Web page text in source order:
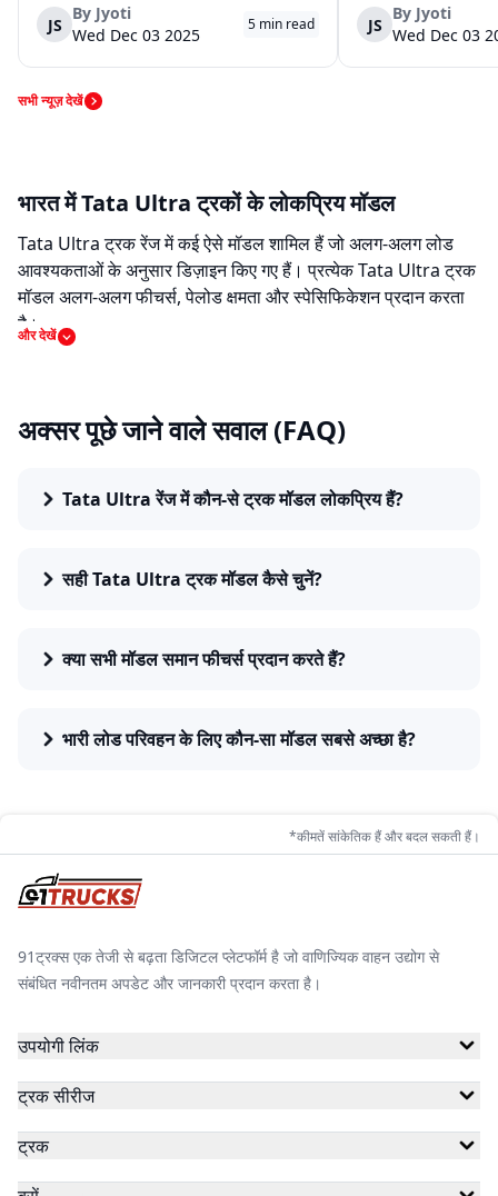
कंपनी की विविध व्यवसाय वाहन श्रृंखला को दर्शाती है। घरेलू
बिक्री 32,753 वाहन रह...
JS
By Jyoti
Wed Dec 03 2025
5 min read
रोज़ाना सड़क पर उतरते हैं।
क्योंकि दिल्ली की रोज़मर्रा...
JS
By Jyoti
Wed Dec 03
सभी न्यूज़ देखें
भारत में Tata Ultra ट्रकों के लोकप्रिय मॉडल
Tata Ultra ट्रक रेंज में कई ऐसे मॉडल शामिल हैं जो अलग-अलग लोड
आवश्यकताओं के अनुसार डिज़ाइन किए गए हैं। प्रत्येक Tata Ultra ट्रक
मॉडल अलग-अलग फीचर्स, पेलोड क्षमता और स्पेसिफिकेशन प्रदान करता
है।
चाहने वाले खरीदारों को आकर्षित करते हैं। कई मामलों में, व्यवसाय वाहन का
चयन GVW, टायर कॉन्फ़िगरेशन और उपयोग के प्रकार के आधार पर करते
भारत में Tata Ultra ट्रकों की कीमत लगभग ₹10,70,000 से शुरू होकर
अनुसार पेलोड क्षमता और टायरों की संख्या।
Tata Ultra ट्रक सेगमेंट में आमतौर पर ऐसे फीचर्स शामिल होते हैं जो
मुख्य विशेषताएँ:
विभिन्न फ्यूल टाइप में उपलब्ध इंजन विकल्प
अलग-अलग GVW रेंज के अनुसार लोड क्षमता
टायर कॉन्फ़िगरेशन के साथ स्थिर ड्राइविंग
खराब सड़कों के लिए टिकाऊ सस्पेंशन
लंबे समय तक काम के लिए व्यावहारिक ड्राइवर केबिन
और देखें
अक्सर पूछे जाने वाले सवाल (FAQ)
Tata Ultra रेंज में कौन-से ट्रक मॉडल लोकप्रिय हैं?
सही Tata Ultra ट्रक मॉडल कैसे चुनें?
क्या सभी मॉडल समान फीचर्स प्रदान करते हैं?
भारी लोड परिवहन के लिए कौन-सा मॉडल सबसे अच्छा है?
*कीमतें सांकेतिक हैं और बदल सकती हैं।
91ट्रक्स एक तेजी से बढ़ता डिजिटल प्लेटफॉर्म है जो वाणिज्यिक वाहन उद्योग से
संबंधित नवीनतम अपडेट और जानकारी प्रदान करता है।
उपयोगी लिंक
ट्रक सीरीज
ट्रक